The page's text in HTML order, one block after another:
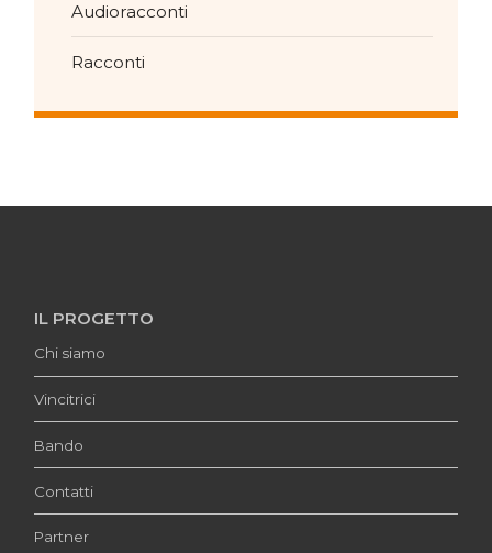
Audioracconti
Racconti
IL PROGETTO
Chi siamo
Vincitrici
Bando
Contatti
Partner